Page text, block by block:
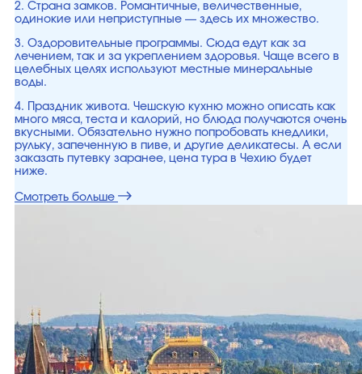
2. Страна замков. Романтичные, величественные,
одинокие или неприступные — здесь их множество.
3. Оздоровительные программы. Сюда едут как за
лечением, так и за укреплением здоровья. Чаще всего в
целебных целях используют местные минеральные
воды.
4. Праздник живота. Чешскую кухню можно описать как
много мяса, теста и калорий, но блюда получаются очень
вкусными. Обязательно нужно попробовать кнедлики,
рульку, запеченную в пиве, и другие деликатесы. А если
заказать путевку заранее, цена тура в Чехию будет
ниже.
Смотреть больше